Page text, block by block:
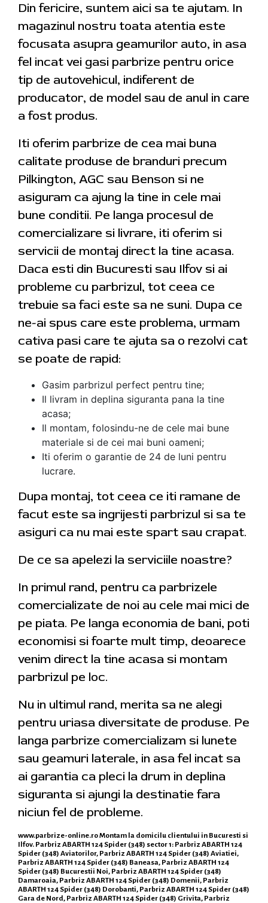
Din fericire, suntem aici sa te ajutam. In
magazinul nostru toata atentia este
focusata asupra geamurilor auto, in asa
fel incat vei gasi parbrize pentru orice
tip de autovehicul, indiferent de
producator, de model sau de anul in care
a fost produs.
Iti oferim parbrize de cea mai buna
calitate produse de branduri precum
Pilkington, AGC sau Benson si ne
asiguram ca ajung la tine in cele mai
bune conditii. Pe langa procesul de
comercializare si livrare, iti oferim si
servicii de montaj direct la tine acasa.
Daca esti din Bucuresti sau Ilfov si ai
probleme cu parbrizul, tot ceea ce
trebuie sa faci este sa ne suni. Dupa ce
ne-ai spus care este problema, urmam
cativa pasi care te ajuta sa o rezolvi cat
se poate de rapid:
Gasim parbrizul perfect pentru tine;
Il livram in deplina siguranta pana la tine
acasa;
Il montam, folosindu-ne de cele mai bune
materiale si de cei mai buni oameni;
Iti oferim o garantie de 24 de luni pentru
lucrare.
Dupa montaj, tot ceea ce iti ramane de
facut este sa ingrijesti parbrizul si sa te
asiguri ca nu mai este spart sau crapat.
De ce sa apelezi la serviciile noastre?
In primul rand, pentru ca parbrizele
comercializate de noi au cele mai mici de
pe piata. Pe langa economia de bani, poti
economisi si foarte mult timp, deoarece
venim direct la tine acasa si montam
parbrizul pe loc.
Nu in ultimul rand, merita sa ne alegi
pentru uriasa diversitate de produse. Pe
langa parbrize comercializam si lunete
sau geamuri laterale, in asa fel incat sa
ai garantia ca pleci la drum in deplina
siguranta si ajungi la destinatie fara
niciun fel de probleme.
www.parbrize-online.roMontam la domicilu clientului in Bucuresti si
Ilfov. Parbriz ABARTH 124 Spider (348) sector 1: Parbriz ABARTH 124
Spider (348) Aviatorilor, Parbriz ABARTH 124 Spider (348) Aviatiei,
Parbriz ABARTH 124 Spider (348) Baneasa, Parbriz ABARTH 124
Spider (348) Bucurestii Noi, Parbriz ABARTH 124 Spider (348)
Damaroaia, Parbriz ABARTH 124 Spider (348) Domenii, Parbriz
ABARTH 124 Spider (348) Dorobanti, Parbriz ABARTH 124 Spider (348)
Gara de Nord, Parbriz ABARTH 124 Spider (348) Grivita, Parbriz